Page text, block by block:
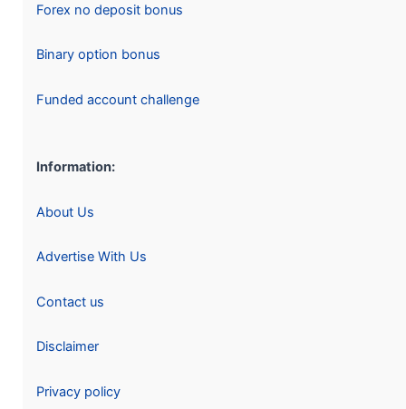
Forex no deposit bonus
Binary option bonus
Funded account challenge
Information:
About Us
Advertise With Us
Contact us
Disclaimer
Privacy policy